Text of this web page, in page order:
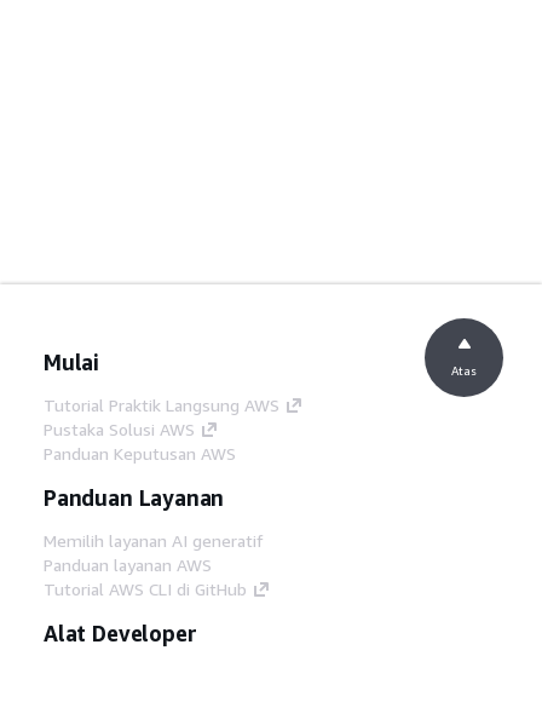
Mulai
Tutorial Praktik Langsung AWS
Pustaka Solusi AWS
Panduan Keputusan AWS
Panduan Layanan
Memilih layanan AI generatif
Panduan layanan AWS
Tutorial AWS CLI di GitHub
Alat Developer
Atas